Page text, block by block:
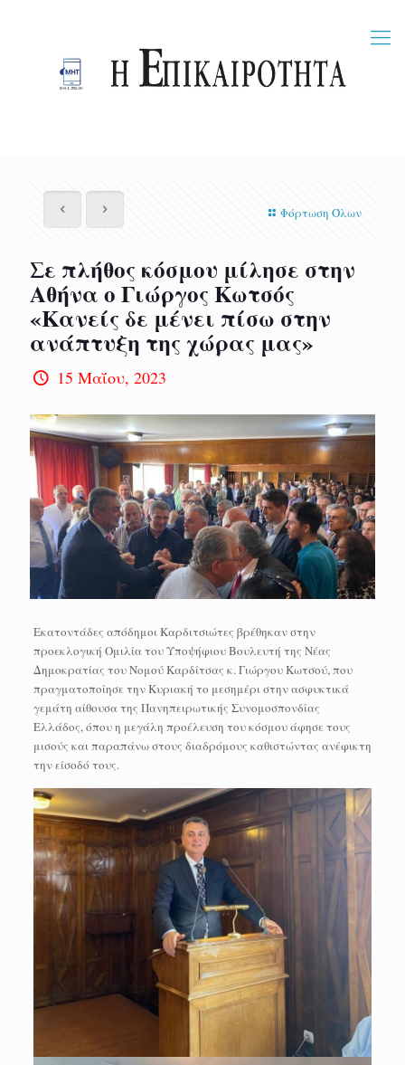
Φόρτωση Όλων
Σε πλήθος κόσμου μίλησε στην
Αθήνα ο Γιώργος Κωτσός
«Κανείς δε μένει πίσω στην
ανάπτυξη της χώρας μας»
15 Μαΐου, 2023
Εκατοντάδες απόδημοι Καρδιτσιώτες βρέθηκαν στην
προεκλογική Ομιλία του Υποψήφιου Βουλευτή της Νέας
Δημοκρατίας του Νομού Καρδίτσας κ. Γιώργου Κωτσού, που
πραγματοποίησε την Κυριακή το μεσημέρι στην ασφυκτικά
γεμάτη αίθουσα της Πανηπειρωτικής Συνομοσπονδίας
Ελλάδος, όπου η μεγάλη προέλευση του κόσμου άφησε τους
μισούς και παραπάνω στους διαδρόμους καθιστώντας ανέφικτη
την είσοδό τους.